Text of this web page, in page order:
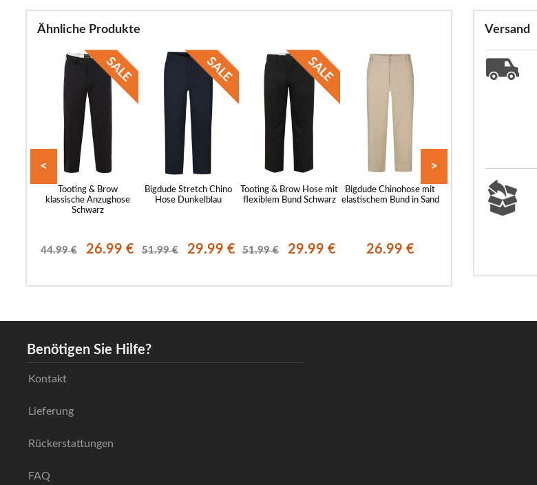
Versand
Ähnliche Produkte
Tooting & Brow
klassische Anzughose
Schwarz
44.99 € 26.99 €
Bigdude Stretch Chino
Hose Dunkelblau
51.99 € 29.99 €
Tooting & Brow Hose mit
flexiblem Bund Schwarz
51.99 € 29.99 €
Bigdude Chinohose mit
elastischem Bund in Sand
26.99 €
Bigdude – Formelle Hose
mit elastischem Bund,
Marineblau
< >
Benötigen Sie Hilfe?
Kontakt
Lieferung
Rückerstattungen
FAQ